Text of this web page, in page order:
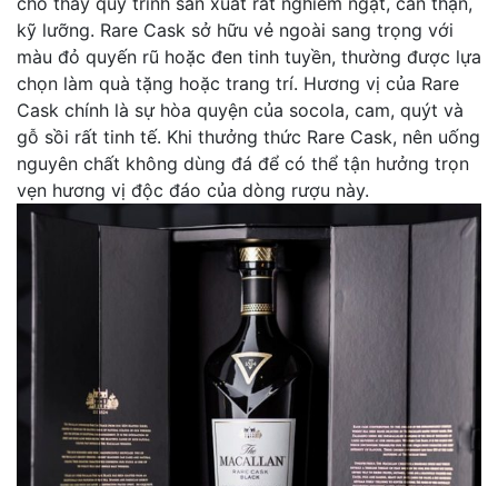
kỹ lưỡng. Rare Cask sở hữu vẻ ngoài sang trọng với
màu đỏ quyến rũ hoặc đen tinh tuyền, thường được lựa
chọn làm quà tặng hoặc trang trí. Hương vị của Rare
Cask chính là sự hòa quyện của socola, cam, quýt và
gỗ sồi rất tinh tế. Khi thưởng thức Rare Cask, nên uống
nguyên chất không dùng đá để có thể tận hưởng trọn
vẹn hương vị độc đáo của dòng rượu này.